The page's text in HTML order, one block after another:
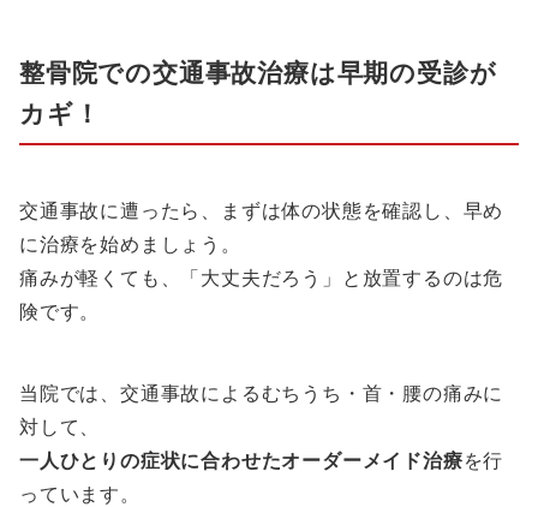
整骨院での交通事故治療は早期の受診が
カギ！
交通事故に遭ったら、まずは体の状態を確認し、早め
に治療を始めましょう。
痛みが軽くても、「大丈夫だろう」と放置するのは危
険です。
当院では、交通事故によるむちうち・首・腰の痛みに
対して、
一人ひとりの症状に合わせたオーダーメイド治療を行
っています。